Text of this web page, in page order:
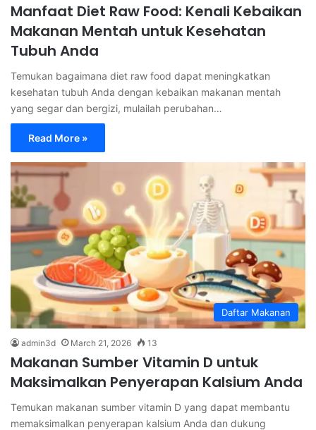
Manfaat Diet Raw Food: Kenali Kebaikan
Makanan Mentah untuk Kesehatan
Tubuh Anda
Temukan bagaimana diet raw food dapat meningkatkan
kesehatan tubuh Anda dengan kebaikan makanan mentah
yang segar dan bergizi, mulailah perubahan…
Read More »
Daftar Makanan
admin3d March 21, 2026 13
Makanan Sumber Vitamin D untuk
Maksimalkan Penyerapan Kalsium Anda
Temukan makanan sumber vitamin D yang dapat membantu
memaksimalkan penyerapan kalsium Anda dan dukung